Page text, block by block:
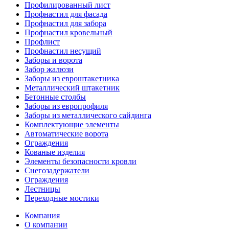
Профилированный лист
Профнастил для фасада
Профнастил для забора
Профнастил кровельный
Профлист
Профнастил несущий
Заборы и ворота
Забор жалюзи
Заборы из евроштакетника
Металлический штакетник
Бетонные столбы
Заборы из европрофиля
Заборы из металлического сайдинга
Комплектующие элементы
Автоматические ворота
Ограждения
Кованые изделия
Элементы безопасности кровли
Снегозадержатели
Ограждения
Лестницы
Переходные мостики
Компания
О компании